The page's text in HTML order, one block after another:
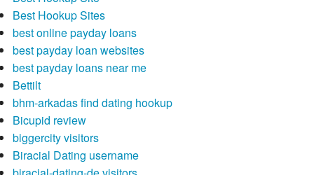
Best Hookup Sites
best online payday loans
best payday loan websites
best payday loans near me
Bettilt
bhm-arkadas find dating hookup
Bicupid review
biggercity visitors
Biracial Dating username